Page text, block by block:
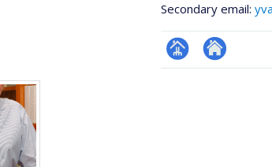
Secondary email:
Page Autre